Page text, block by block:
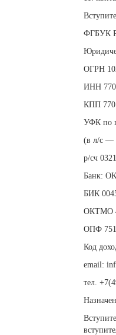
ФГБУК
ОГРН
ИНН
КПП
УФК по
(в л/с —
р/сч
Банк:
БИК
ОКТМО
ОПФ
Код
email:
тел.